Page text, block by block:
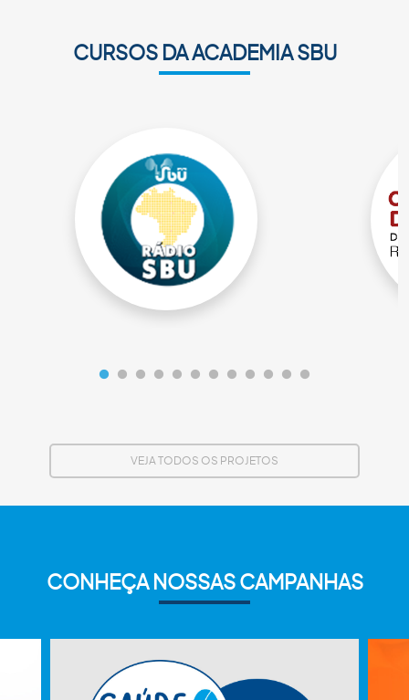
CURSOS DA ACADEMIA SBU
VEJA TODOS OS PROJETOS
CONHEÇA NOSSAS CAMPANHAS